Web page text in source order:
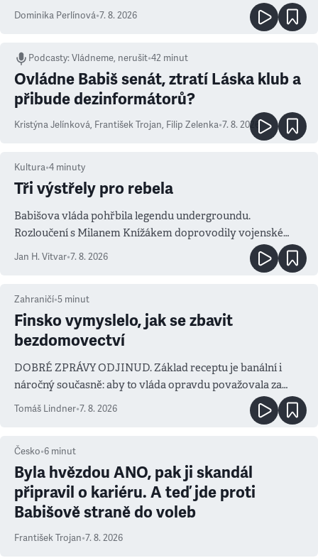
Dominika Perlínová•7. 8. 2026
Podcasty:Vládneme, nerušit•42 minut
Ovládne Babiš senát, ztratí Láska klub a
přibude dezinformátorů?
Kristýna Jelínková, František Trojan, Filip Zelenka•7. 8. 2026
Kultura•4 minuty
Tři výstřely pro rebela
Babišova vláda pohřbila legendu undergroundu.
Rozloučení s Milanem Knížákem doprovodily vojenské
salvy i kritika pokrokářů
Jan H. Vitvar•7. 8. 2026
Zahraničí•5 minut
Finsko vymyslelo, jak se zbavit
bezdomovectví
DOBRÉ ZPRÁVY ODJINUD. Základ receptu je banální i
náročný současně: aby to vláda opravdu považovala za
prioritu
Tomáš Lindner•7. 8. 2026
Česko•6 minut
Byla hvězdou ANO, pak ji skandál
připravil o kariéru. A teď jde proti
Babišově straně do voleb
František Trojan•7. 8. 2026